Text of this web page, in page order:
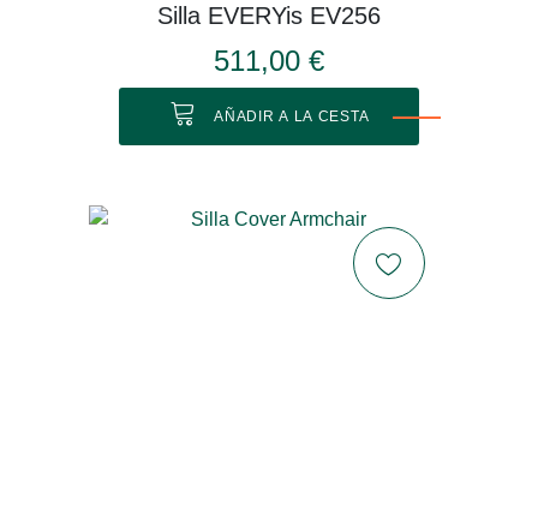
Silla EVERYis EV256
511,00 €
AÑADIR A LA CESTA